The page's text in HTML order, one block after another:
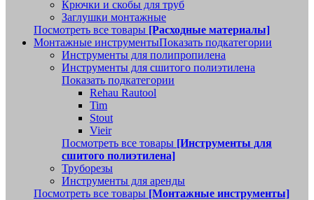
Крючки и скобы для труб
Заглушки монтажные
Посмотреть все товары [Расходные материалы]
Монтажные инструментыПоказать подкатегории
Инструменты для полипропилена
Инструменты для сшитого полиэтилена
Показать подкатегории
Rehau Rautool
Tim
Stout
Vieir
Посмотреть все товары [Инструменты для
сшитого полиэтилена]
Труборезы
Инструменты для аренды
Посмотреть все товары [Монтажные инструменты]